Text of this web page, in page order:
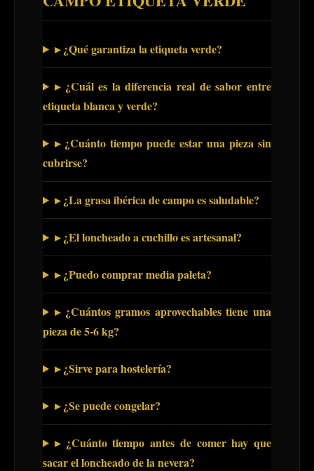
▸ ¿Qué garantiza la etiqueta verde?
▸ ¿Cuál es la diferencia real de sabor entre
etiqueta blanca y verde?
▸ ¿Cuánto tiempo puede estar una pieza sin
cubrirse?
▸ ¿La grasa ibérica de campo es saludable?
▸ ¿El loncheado a cuchillo es artesanal?
▸ ¿Puedo comprar media paleta?
▸ ¿Cuántos gramos aprovechables tiene una
pieza de 5-6 kg?
▸ ¿Sirve para hostelería?
▸ ¿Se puede congelar?
▸ ¿Cuánto tiempo antes de comer hay que
sacar el loncheado de la nevera?